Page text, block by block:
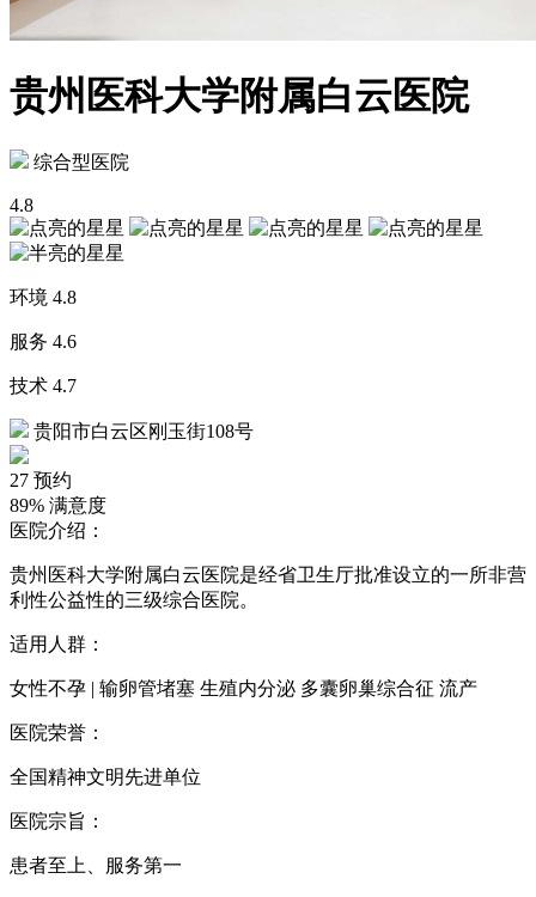
贵州医科大学附属白云医院
综合型医院
4.8
环境 4.8
服务 4.6
技术 4.7
贵阳市白云区刚玉街108号
27 预约
89% 满意度
医院介绍：
贵州医科大学附属白云医院是经省卫生厅批准设立的一所非营
利性公益性的三级综合医院。
适用人群：
女性不孕 | 输卵管堵塞 生殖内分泌 多囊卵巢综合征 流产
医院荣誉：
全国精神文明先进单位
医院宗旨：
患者至上、服务第一